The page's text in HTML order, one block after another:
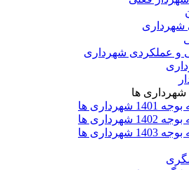
شهرداری
و عملکردی شهرداری
شهرداری ها
شهرداری ها
شهرداری ها
شهرداری ها